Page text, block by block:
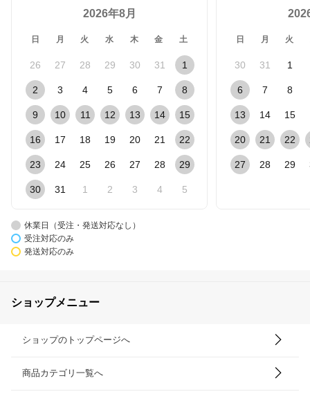
2026年8月
日 月 火 水 木 金 土
26 27 28 29 30 31 1
2 3 4 5 6 7 8
9 10 11 12 13 14 15
16 17 18 19 20 21 22
23 24 25 26 27 28 29
30 31 1 2 3 4 5
日 月 火
30 31 1
6 7 8
13 14 15
20 21 22
27 28 29
休業日（受注・発送対応なし）
受注対応のみ
発送対応のみ
ショップメニュー
ショップのトップページへ
商品カテゴリ一覧へ